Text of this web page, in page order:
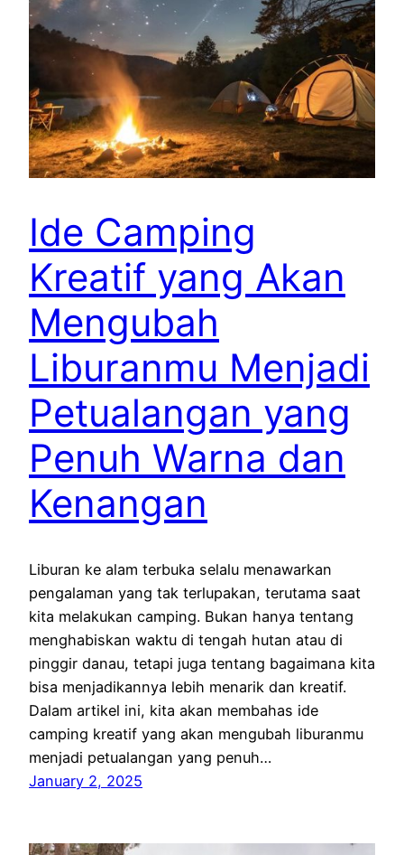
Ide Camping
Kreatif yang Akan
Mengubah
Liburanmu Menjadi
Petualangan yang
Penuh Warna dan
Kenangan
Liburan ke alam terbuka selalu menawarkan
pengalaman yang tak terlupakan, terutama saat
kita melakukan camping. Bukan hanya tentang
menghabiskan waktu di tengah hutan atau di
pinggir danau, tetapi juga tentang bagaimana kita
bisa menjadikannya lebih menarik dan kreatif.
Dalam artikel ini, kita akan membahas ide
camping kreatif yang akan mengubah liburanmu
menjadi petualangan yang penuh…
January 2, 2025